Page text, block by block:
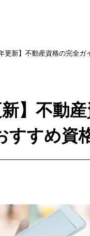
更新】不動産資格の完全
】不動
すすめ資